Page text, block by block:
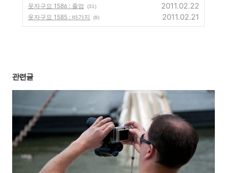
웃자구요 1586 : 졸업 (31) 2011.02.22
웃자구요 1585 : 바가지 (8) 2011.02.21
관련글